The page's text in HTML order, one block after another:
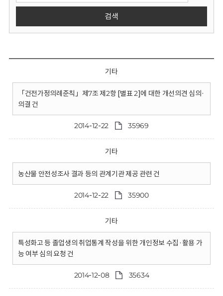
검색
기타
「건전가정의례준칙」제7조 제2항 [별표 2]에 대한 개선의견 심의·
의결 건
2014-12-22 35969
기타
농산물 안전성조사 결과 등의 관계기관 제공 관련 건
2014-12-22 35900
기타
특성화고 등 졸업생의 취업통계 작성을 위한 개인정보 수집·활용 가
능 여부 심의 요청 건
2014-12-08 35634